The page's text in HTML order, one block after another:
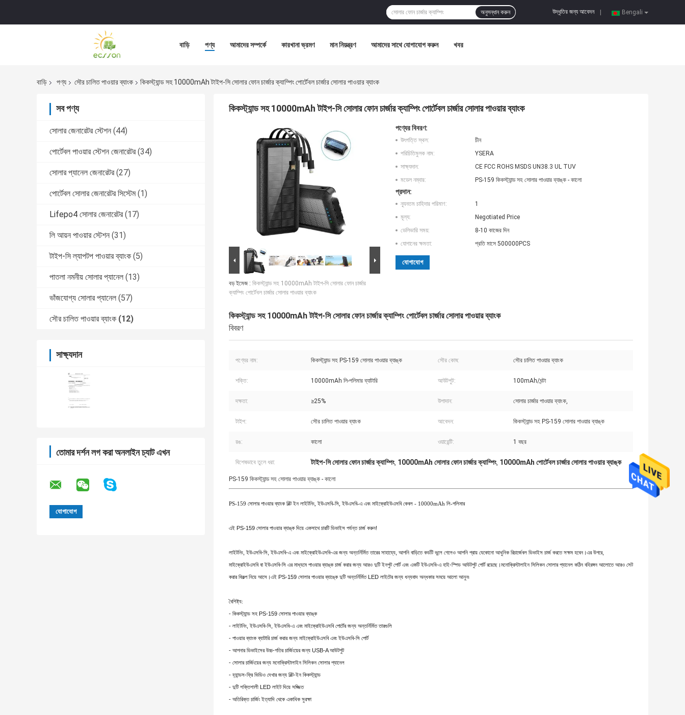
Bengali
উদ্ধৃতির জন্য আবেদন
অনুসন্ধান করুন
বাড়ি পণ্য আমাদের সম্পর্কে কারখানা ভ্রমণ মান নিয়ন্ত্রণ আমাদের সাথে যোগাযোগ করুন খবর
বাড়ি পণ্য সৌর চালিত পাওয়ার ব্যাংক কিকস্ট্যান্ড সহ 10000mAh টাইপ-সি সোলার ফোন চার্জার ক্যাম্পিং পোর্টেবল চার্জার সোলার পাওয়ার ব্যাংক
সব পণ্য
সোলার জেনারেটর স্টেশন (44)
পোর্টেবল পাওয়ার স্টেশন জেনারেটর (34)
সোলার প্যানেল জেনারেটর (27)
পোর্টেবল সোলার জেনারেটর সিস্টেম (1)
Lifepo4 সোলার জেনারেটর (17)
লি আয়ন পাওয়ার স্টেশন (31)
টাইপ-সি ল্যাপটপ পাওয়ার ব্যাংক (5)
পাতলা নমনীয় সোলার প্যানেল (13)
ভাঁজযোগ্য সোলার প্যানেল (57)
সৌর চালিত পাওয়ার ব্যাংক (12)
সাক্ষ্যদান
তোমার দর্শন লগ করা অনলাইন চ্যাট এখন
কিকস্ট্যান্ড সহ 10000mAh টাইপ-সি সোলার ফোন চার্জার ক্যাম্পিং পোর্টেবল চার্জার সোলার পাওয়ার ব্যাংক
বড় ইমেজ : কিকস্ট্যান্ড সহ 10000mAh টাইপ-সি সোলার ফোন চার্জার
ক্যাম্পিং পোর্টেবল চার্জার সোলার পাওয়ার ব্যাংক
পণ্যের বিবরণ:
উৎপত্তি স্থল:
চীন
পরিচিতিমুলক নাম:
YSERA
সাক্ষ্যদান:
CE FCC ROHS MSDS UN38.3 UL TUV
মডেল নম্বার:
PS-159 কিকস্ট্যান্ড সহ সোলার পাওয়ার ব্যাঙ্ক - কালো
প্রদান:
ন্যূনতম চাহিদার পরিমাণ:
1
মূল্য:
Negotiated Price
ডেলিভারি সময়:
8-10 কাজের দিন
যোগানের ক্ষমতা:
প্রতি মাসে 500000PCS
যোগাযোগ
কিকস্ট্যান্ড সহ 10000mAh টাইপ-সি সোলার ফোন চার্জার ক্যাম্পিং পোর্টেবল চার্জার সোলার পাওয়ার ব্যাংক
বিবরণ
পণ্যের নাম: কিকস্ট্যান্ড সহ PS-159 সোলার পাওয়ার ব্যাঙ্ক সৌর কোষ: সৌর চালিত পাওয়ার ব্যাংক
শক্তি: 10000mAh লি-পলিমার ব্যাটারি আউটপুট: 100mAh/ঘন্টা
দক্ষতা: ≥25% উপাদান: সোলার চার্জার পাওয়ার ব্যাংক,
টাইপ: সৌর চালিত পাওয়ার ব্যাংক আবেদন: কিকস্ট্যান্ড সহ PS-159 সোলার পাওয়ার ব্যাঙ্ক
রঙ: কালো ওয়ারেন্টি: 1 বছর
বিশেষভাবে তুলে ধরা: টাইপ-সি সোলার ফোন চার্জার ক্যাম্পিং, 10000mAh সোলার ফোন চার্জার ক্যাম্পিং, 10000mAh পোর্টেবল চার্জার সোলার পাওয়ার ব্যাঙ্ক
PS-159 কিকস্ট্যান্ড সহ সোলার পাওয়ার ব্যাঙ্ক - কালো
PS-159 সোলার পাওয়ার ব্যাংক বিল্ট ইন লাইটনিং, ইউএসবি-সি, ইউএসবি-এ এবং মাইক্রোইউএসবি কেবল - 10000mAh লি-পলিমার
এই PS-159 সোলার পাওয়ার ব্যাঙ্ক দিয়ে একসাথে চারটি ডিভাইস পর্যন্ত চার্জ করুন!
লাইটনিং, ইউএসবি-সি, ইউএসবি-এ এবং মাইক্রোইউএসবি-এর জন্য অন্তর্নির্মিত তারের সাহায্যে, আপনি বাড়িতে কর্ডটি ভুলে গেলেও আপনি প্রায় যেকোনো আধুনিক রিচার্জেবল ডিভাইস চার্জ করতে সক্ষম হবেন।এর উপরে,
মাইক্রোইউএসবি বা ইউএসবি-সি এর মাধ্যমে পাওয়ার ব্যাঙ্ক চার্জ করার জন্য আরও দুটি ইনপুট পোর্ট এবং একটি ইউএসবি-এ হাই-স্পিড আউটপুট পোর্ট রয়েছে।মনোক্রিস্টালাইন সিলিকন সোলার প্যানেল কঠিন বহিরঙ্গন আলোতে আরও সেট
করার বিকল্প নিয়ে আসে।এই PS-159 সোলার পাওয়ার ব্যাঙ্কে দুটি অন্তর্নির্মিত LED লাইটের জন্য ধন্যবাদ অন্ধকার সময়ে আলো আনুন৷
বৈশিষ্ট্য:
- কিকস্ট্যান্ড সহ PS-159 সোলার পাওয়ার ব্যাঙ্ক
- লাইটনিং, ইউএসবি-সি, ইউএসবি-এ এবং মাইক্রোইউএসবি পোর্টের জন্য অন্তর্নির্মিত তারগুলি
- পাওয়ার ব্যাংক ব্যাটারি চার্জ করার জন্য মাইক্রোইউএসবি এবং ইউএসবি-সি পোর্ট
- আপনার ডিভাইসের উচ্চ-গতির চার্জিংয়ের জন্য USB-A আউটপুট
- সোলার চার্জিংয়ের জন্য মনোক্রিস্টালাইন সিলিকন সোলার প্যানেল
- হ্যান্ডস-ফ্রি ভিডিও দেখার জন্য বিল্ট-ইন কিকস্ট্যান্ড
- দুটি শক্তিশালী LED লাইট দিয়ে সজ্জিত
- অতিরিক্ত চার্জিং ইত্যাদি থেকে একাধিক সুরক্ষা